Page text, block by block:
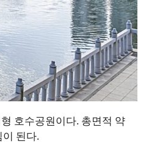
호수공원이다. 총면적 약
된다.